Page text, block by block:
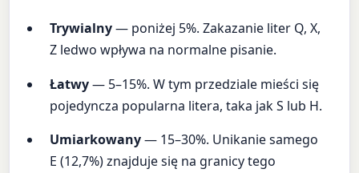
Trywialny— poniżej 5%. Zakazanie liter Q, X,
Z ledwo wpływa na normalne pisanie.
Łatwy— 5–15%. W tym przedziale mieści się
pojedyncza popularna litera, taka jak S lub H.
Umiarkowany— 15–30%. Unikanie samego
E (12,7%) znajduje się na granicy tego